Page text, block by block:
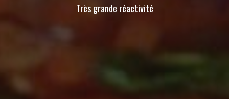
Très grande réactivité